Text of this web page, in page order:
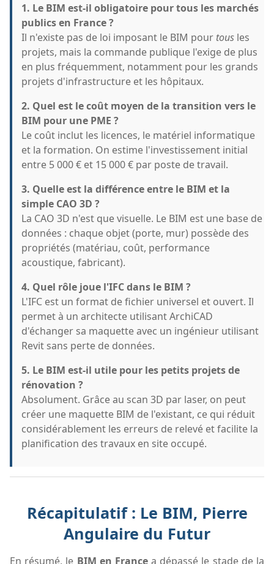
1. Le BIM est-il obligatoire pour tous les marchés
publics en France ?
Il n'existe pas de loi imposant le BIM pour tous les
projets, mais la commande publique l'exige de plus
en plus fréquemment, notamment pour les grands
projets d'infrastructure et les hôpitaux.
2. Quel est le coût moyen de la transition vers le
BIM pour une PME ?
Le coût inclut les licences, le matériel informatique
et la formation. On estime l'investissement initial
entre 5 000 € et 15 000 € par poste de travail.
3. Quelle est la différence entre le BIM et la
simple CAO 3D ?
La CAO 3D n'est que visuelle. Le BIM est une base de
données : chaque objet (porte, mur) possède des
propriétés (matériau, coût, performance
acoustique, fabricant).
4. Quel rôle joue l'IFC dans le BIM ?
L'IFC est un format de fichier universel et ouvert. Il
permet à un architecte utilisant ArchiCAD
d'échanger sa maquette avec un ingénieur utilisant
Revit sans perte de données.
5. Le BIM est-il utile pour les petits projets de
rénovation ?
Absolument. Grâce au scan 3D par laser, on peut
créer une maquette BIM de l'existant, ce qui réduit
considérablement les erreurs de relevé et facilite la
planification des travaux en site occupé.
Récapitulatif : Le BIM, Pierre
Angulaire du Futur
En résumé, le BIM en Francea dépassé le stade de la